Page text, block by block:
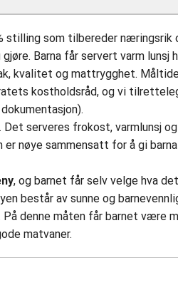
stilling som tilbereder næringsrik
Barna får servert varm lunsj
kvalitet og mattrygghet.
kostholdsråd, og vi
. Det serveres frokost, varmlunsj
nøye sammensatt for å gi
, og barnet får selv velge hva
består av sunne og
denne måten får barnet være
matvaner.